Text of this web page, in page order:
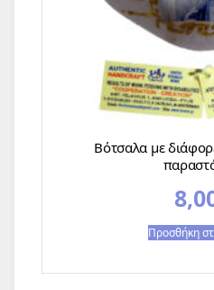
Βότσαλα με
Προσθήκη